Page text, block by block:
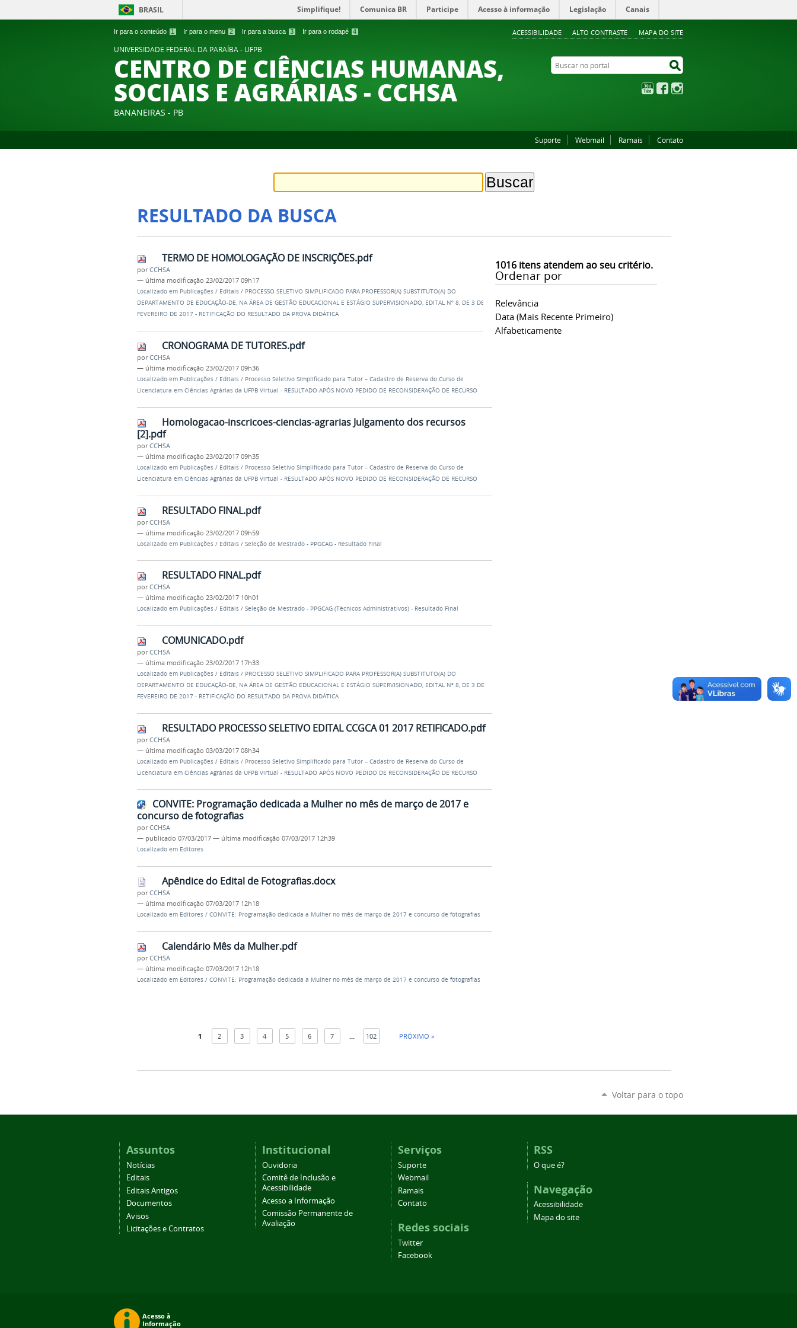
Ir para o conteúdo 1 Ir para o menu 2 Ir para a busca 3 Ir para o rodapé 4 ACESSIBILIDADE ALTO CONTRASTE MAPA DO SITE
BRASIL Simplifique! Comunica BR Participe Acesso à informação Legislação Canais
UNIVERSIDADE FEDERAL DA PARAÍBA - UFPB
CENTRO DE CIÊNCIAS HUMANAS,
SOCIAIS E AGRÁRIAS - CCHSA
BANANEIRAS - PB
Buscar no portal
YouTubeFacebook
Suporte Webmail Ramais Contato
RESULTADO DA BUSCA
1016itens atendem ao seu critério.
Ordenar por
Relevância
Data (mais Recente Primeiro)
Alfabeticamente
TERMO DE HOMOLOGAÇÃO DE INSCRIÇÕES.pdf
porCCHSA
— última modificação 23/02/2017 09h17
Localizado em Publicações / Editais / PROCESSO SELETIVO SIMPLIFICADO PARA PROFESSOR(A) SUBSTITUTO(A) DO
DEPARTAMENTO DE EDUCAÇÃO-DE, NA ÁREA DE GESTÃO EDUCACIONAL E ESTÁGIO SUPERVISIONADO, EDITAL Nº 8, DE 3 DE
FEVEREIRO DE 2017 - RETIFICAÇÃO DO RESULTADO DA PROVA DIDÁTICA
CRONOGRAMA DE TUTORES.pdf
porCCHSA
— última modificação 23/02/2017 09h36
Localizado em Publicações / Editais / Processo Seletivo Simplificado para Tutor – Cadastro de Reserva do Curso de
Licenciatura em Ciências Agrárias da UFPB Virtual - RESULTADO APÓS NOVO PEDIDO DE RECONSIDERAÇÃO DE RECURSO
Homologacao-inscricoes-ciencias-agrarias Julgamento dos recursos
[2].pdf
porCCHSA
— última modificação 23/02/2017 09h35
Localizado em Publicações / Editais / Processo Seletivo Simplificado para Tutor – Cadastro de Reserva do Curso de
Licenciatura em Ciências Agrárias da UFPB Virtual - RESULTADO APÓS NOVO PEDIDO DE RECONSIDERAÇÃO DE RECURSO
RESULTADO FINAL.pdf
porCCHSA
— última modificação 23/02/2017 09h59
Localizado em Publicações / Editais / Seleção de Mestrado - PPGCAG - Resultado Final
RESULTADO FINAL.pdf
porCCHSA
— última modificação 23/02/2017 10h01
Localizado em Publicações / Editais / Seleção de Mestrado - PPGCAG (Técnicos Administrativos) - Resultado Final
COMUNICADO.pdf
porCCHSA
— última modificação 23/02/2017 17h33
Localizado em Publicações / Editais / PROCESSO SELETIVO SIMPLIFICADO PARA PROFESSOR(A) SUBSTITUTO(A) DO
DEPARTAMENTO DE EDUCAÇÃO-DE, NA ÁREA DE GESTÃO EDUCACIONAL E ESTÁGIO SUPERVISIONADO, EDITAL Nº 8, DE 3 DE
FEVEREIRO DE 2017 - RETIFICAÇÃO DO RESULTADO DA PROVA DIDÁTICA
RESULTADO PROCESSO SELETIVO EDITAL CCGCA 01 2017 RETIFICADO.pdf
porCCHSA
— última modificação 03/03/2017 08h34
Localizado em Publicações / Editais / Processo Seletivo Simplificado para Tutor – Cadastro de Reserva do Curso de
Licenciatura em Ciências Agrárias da UFPB Virtual - RESULTADO APÓS NOVO PEDIDO DE RECONSIDERAÇÃO DE RECURSO
CONVITE: Programação dedicada a Mulher no mês de março de 2017 e
concurso de fotografias
porCCHSA
— publicado 07/03/2017 — última modificação 07/03/2017 12h39
Localizado em Editores
Apêndice do Edital de Fotografias.docx
porCCHSA
— última modificação 07/03/2017 12h18
Localizado em Editores / CONVITE: Programação dedicada a Mulher no mês de março de 2017 e concurso de fotografias
Calendário Mês da Mulher.pdf
porCCHSA
— última modificação 07/03/2017 12h18
Localizado em Editores / CONVITE: Programação dedicada a Mulher no mês de março de 2017 e concurso de fotografias
1 2 3 4 5 6 7 102 PRÓXIMO »
Voltar para o topo
Assuntos
Notícias
Editais
Editais Antigos
Documentos
Avisos
Licitações e Contratos
Institucional
Ouvidoria
Comitê de Inclusão e
Acessibilidade
Acesso a Informação
Comissão Permanente de
Avaliação
Serviços
Suporte
Webmail
Ramais
Contato
Redes sociais
Twitter
Facebook
RSS
O que é?
Navegação
Acessibilidade
Mapa do site